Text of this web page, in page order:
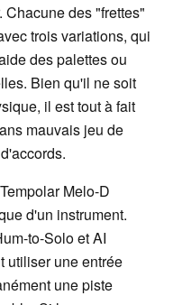
des "frettes"
trois variations, qui
des palettes ou
Bien qu'il ne soit
il est tout à fait
mauvais jeu de
Melo-D
d'un instrument.
to-Solo et AI
utiliser une entrée
une piste